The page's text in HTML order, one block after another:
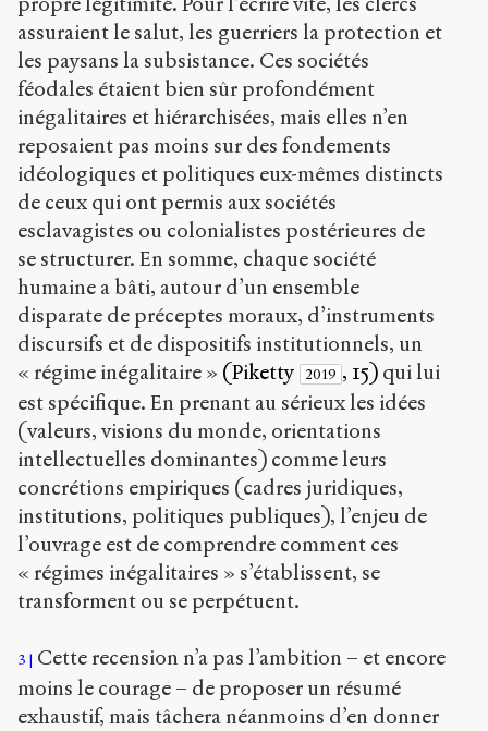
assuraient le salut, les guerriers la protection et
les paysans la subsistance. Ces sociétés
féodales étaient bien sûr profondément
inégalitaires et hiérarchisées, mais elles n’en
reposaient pas moins sur des fondements
idéologiques et politiques eux-mêmes distincts
de ceux qui ont permis aux sociétés
esclavagistes ou colonialistes postérieures de
se structurer. En somme, chaque société
humaine a bâti, autour d’un ensemble
disparate de préceptes moraux, d’instruments
discursifs et de dispositifs institutionnels, un
« régime inégalitaire » (Piketty 2019 , 15) qui lui
est spécifique. En prenant au sérieux les idées
(valeurs, visions du monde, orientations
intellectuelles dominantes) comme leurs
concrétions empiriques (cadres juridiques,
institutions, politiques publiques), l’enjeu de
l’ouvrage est de comprendre comment ces
« régimes inégalitaires » s’établissent, se
transforment ou se perpétuent.
3
Cette recension n’a pas l’ambition – et encore
moins le courage – de proposer un résumé
exhaustif, mais tâchera néanmoins d’en donner